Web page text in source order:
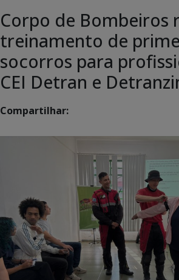
Corpo de Bombeiros
treinamento de
socorros para
CEI Detran e
Compartilhar: